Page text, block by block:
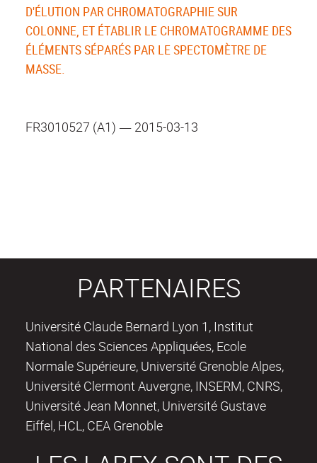
D'ÉLUTION PAR CHROMATOGRAPHIE SUR
COLONNE, ET ÉTABLIR LE CHROMATOGRAMME DES
ÉLÉMENTS SÉPARÉS PAR LE SPECTOMÈTRE DE
MASSE.
FR3010527 (A1) ― 2015-03-13
PARTENAIRES
Université Claude Bernard Lyon 1, Institut
National des Sciences Appliquées, Ecole
Normale Supérieure, Université Grenoble Alpes,
Université Clermont Auvergne, INSERM, CNRS,
Université Jean Monnet, Université Gustave
Eiffel, HCL, CEA Grenoble